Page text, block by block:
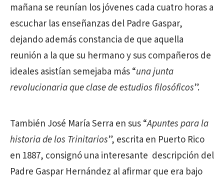
mañana se reunían los jóvenes cada cuatro horas a
escuchar las enseñanzas del Padre Gaspar,
dejando además constancia de que aquella
reunión a la que su hermano y sus compañeros de
ideales asistían semejaba más “una junta
revolucionaria que clase de estudios filosóficos”.
También José María Serra en sus “Apuntes para la
historia de los Trinitarios”, escrita en Puerto Rico
en 1887, consignó una interesante descripción del
Padre Gaspar Hernández al afirmar que era bajo